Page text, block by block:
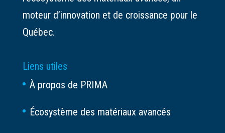
moteur d’innovation et de croissance pour le
Québec.
Liens utiles
À propos de PRIMA
Écosystème des matériaux avancés